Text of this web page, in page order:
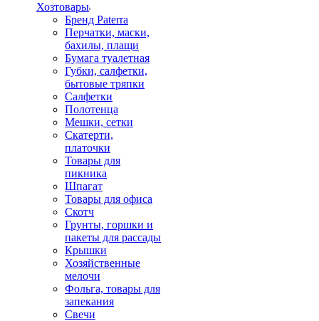
Хозтовары
Бренд Paterra
Перчатки, маски,
бахилы, плащи
Бумага туалетная
Губки, салфетки,
бытовые тряпки
Салфетки
Полотенца
Мешки, сетки
Скатерти,
платочки
Товары для
пикника
Шпагат
Товары для офиса
Скотч
Грунты, горшки и
пакеты для рассады
Крышки
Хозяйственные
мелочи
Фольга, товары для
запекания
Свечи